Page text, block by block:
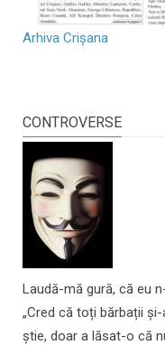
Arhiva Crișana
CONTROVERSE
Laudă-mă gură, că eu
„Cred că toți bărbații
știe, doar a lăsat-o că